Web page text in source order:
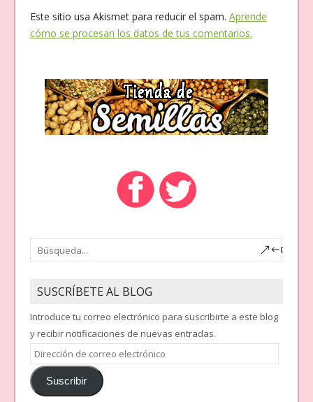
Este sitio usa Akismet para reducir el spam. Aprende
cómo se procesan los datos de tus comentarios.
SUSCRÍBETE AL BLOG
Introduce tu correo electrónico para suscribirte a este blog
y recibir notificaciones de nuevas entradas.
Dirección
de
correoSuscribir